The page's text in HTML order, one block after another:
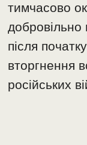
тимчасово
добровільно
після
вторгнення
російських